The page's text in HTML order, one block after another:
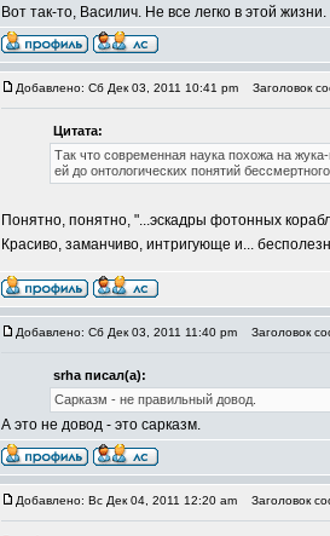
Вот так-то, Василич. Не все легко в этой жизни.
Добавлено: Сб Дек 03, 2011 10:41 pm Заголовок
Цитата:
Так что современная наука похожа на
ей до онтологических понятий
Понятно, понятно, "...эскадры фотонных
Красиво, заманчиво, интригующе и...
Добавлено: Сб Дек 03, 2011 11:40 pm Заголовок
srha писал(а):
Сарказм - не правильный довод.
А это не довод - это сарказм.
Добавлено: Вс Дек 04, 2011 12:20 am Заголовок